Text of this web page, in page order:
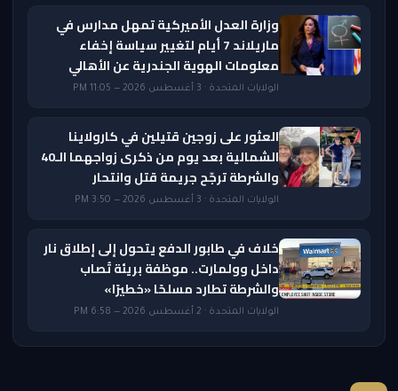
وزارة العدل الأميركية تمهل مدارس في
ماريلاند 7 أيام لتغيير سياسة إخفاء
معلومات الهوية الجندرية عن الأهالي
الولايات المتحدة · 3 أغسطس 2026 — 11:05 PM
العثور على زوجين قتيلين في كارولاينا
الشمالية بعد يوم من ذكرى زواجهما الـ40
والشرطة ترجّح جريمة قتل وانتحار
الولايات المتحدة · 3 أغسطس 2026 — 3:50 PM
خلاف في طابور الدفع يتحول إلى إطلاق نار
داخل وولمارت.. موظفة بريئة تُصاب
والشرطة تطارد مسلحًا «خطيرًا»
الولايات المتحدة · 2 أغسطس 2026 — 6:58 PM